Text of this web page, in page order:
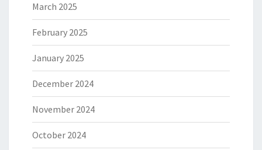
March 2025
February 2025
January 2025
December 2024
November 2024
October 2024